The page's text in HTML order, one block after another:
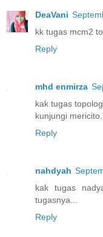
DeaVani
kk tugas mcm2
Reply
mhd enmirza
kak tugas
kunjungi
Reply
nahdyah
kak tugas
tugasnya...
Reply